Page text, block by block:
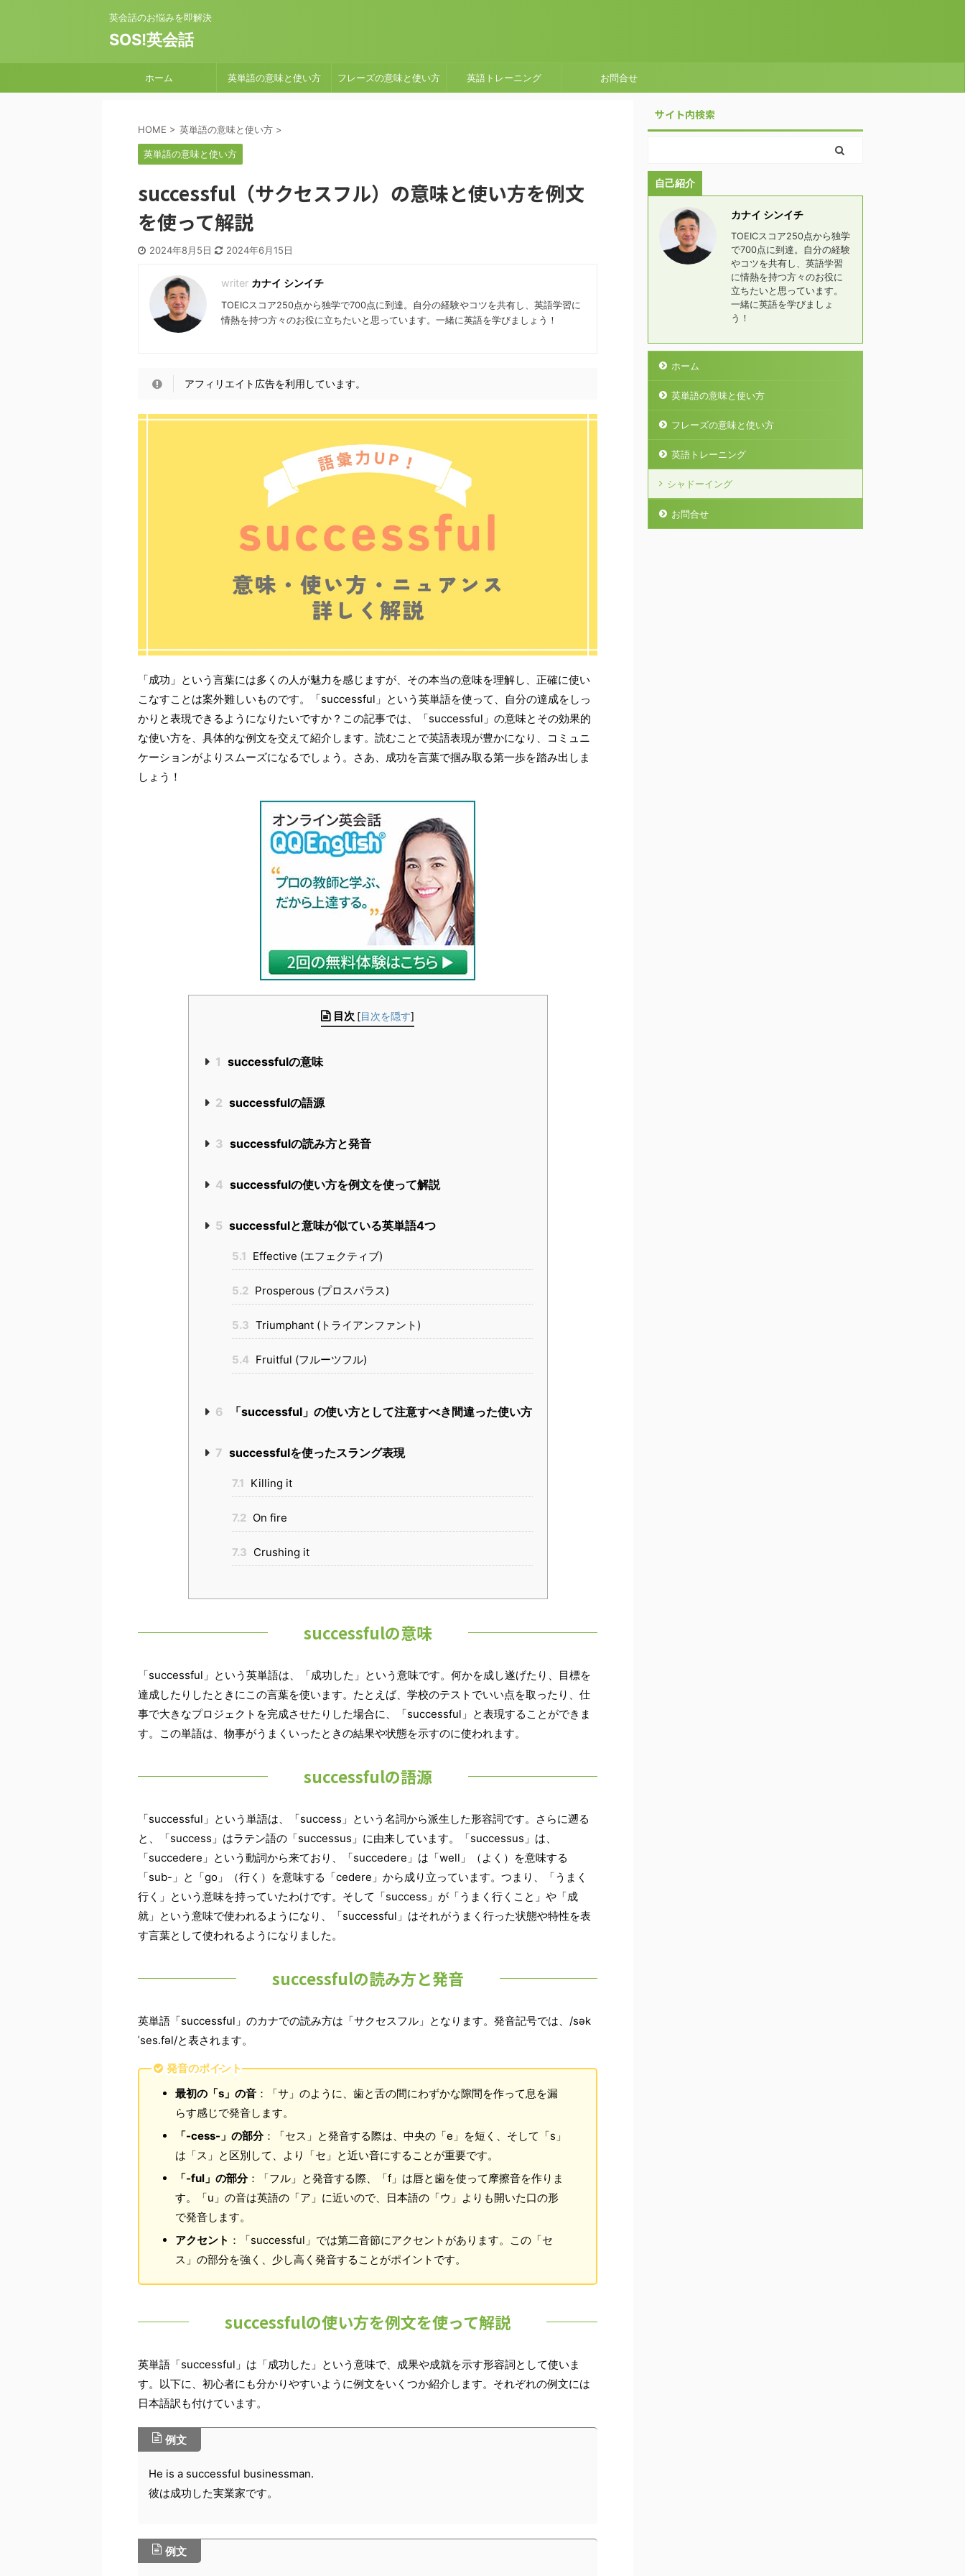
英会話のお悩みを即解決
SOS!英会話
ホーム 英単語の意味と使い方 フレーズの意味と使い方 英語トレーニング お問合せ
HOME > 英単語の意味と使い方 >
英単語の意味と使い方
successful（サクセスフル）の意味と使い方を例文
を使って解説
2024年8月5日 2024年6月15日
カナイ シンイチ
TOEICスコア250点から独学で700点に到達。自分の経験やコツを共有し、英語学習に
情熱を持つ方々のお役に立ちたいと思っています。一緒に英語を学びましょう！
アフィリエイト広告を利用しています。
「成功」という言葉には多くの人が魅力を感じますが、その本当の意味を理解し、正確に使い
こなすことは案外難しいものです。「successful」という英単語を使って、自分の達成をしっ
かりと表現できるようになりたいですか？この記事では、「successful」の意味とその効果的
な使い方を、具体的な例文を交えて紹介します。読むことで英語表現が豊かになり、コミュニ
ケーションがよりスムーズになるでしょう。さあ、成功を言葉で掴み取る第一歩を踏み出しま
しょう！
目次 [目次を隠す]
1 successfulの意味
2 successfulの語源
3 successfulの読み方と発音
4 successfulの使い方を例文を使って解説
5 successfulと意味が似ている英単語4つ
5.1 Effective (エフェクティブ)
5.2 Prosperous (プロスパラス)
5.3 Triumphant (トライアンファント)
5.4 Fruitful (フルーツフル)
6 「successful」の使い方として注意すべき間違った使い方
7 successfulを使ったスラング表現
7.1 Killing it
7.2 On fire
7.3 Crushing it
successfulの意味
「successful」という英単語は、「成功した」という意味です。何かを成し遂げたり、目標を
達成したりしたときにこの言葉を使います。たとえば、学校のテストでいい点を取ったり、仕
事で大きなプロジェクトを完成させたりした場合に、「successful」と表現することができま
す。この単語は、物事がうまくいったときの結果や状態を示すのに使われます。
successfulの語源
「successful」という単語は、「success」という名詞から派生した形容詞です。さらに遡る
と、「success」はラテン語の「successus」に由来しています。「successus」は、
「succedere」という動詞から来ており、「succedere」は「well」（よく）を意味する
「sub-」と「go」（行く）を意味する「cedere」から成り立っています。つまり、「うまく
行く」という意味を持っていたわけです。そして「success」が「うまく行くこと」や「成
就」という意味で使われるようになり、「successful」はそれがうまく行った状態や特性を表
す言葉として使われるようになりました。
successfulの読み方と発音
英単語「successful」のカナでの読み方は「サクセスフル」となります。発音記号では、/sək
ˈses.fəl/と表されます。
発音のポイント
最初の「s」の音 ：「サ」のように、歯と舌の間にわずかな隙間を作って息を漏
らす感じで発音します。
「-cess-」の部分：「セス」と発音する際は、中央の「e」を短く、そして「s」
は「ス」と区別して、より「セ」と近い音にすることが重要です。
「-ful」の部分：「フル」と発音する際、「f」は唇と歯を使って摩擦音を作りま
す。「u」の音は英語の「ア」に近いので、日本語の「ウ」よりも開いた口の形
で発音します。
アクセント ：「successful」では第二音節にアクセントがあります。この「セ
ス」の部分を強く、少し高く発音することがポイントです。
successfulの使い方を例文を使って解説
英単語「successful」は「成功した」という意味で、成果や成就を示す形容詞として使いま
す。以下に、初心者にも分かりやすいように例文をいくつか紹介します。それぞれの例文には
日本語訳も付けています。
例文
He is a successful businessman.
彼は成功した実業家です。
例文
サイト内検索
自己紹介
カナイ シンイチ
TOEICスコア250点から独学
で700点に到達。自分の経験
やコツを共有し、英語学習
に情熱を持つ方々のお役に
立ちたいと思っています。
一緒に英語を学びましょ
う！
ホーム
英単語の意味と使い方
フレーズの意味と使い方
英語トレーニング
シャドーイング
お問合せ